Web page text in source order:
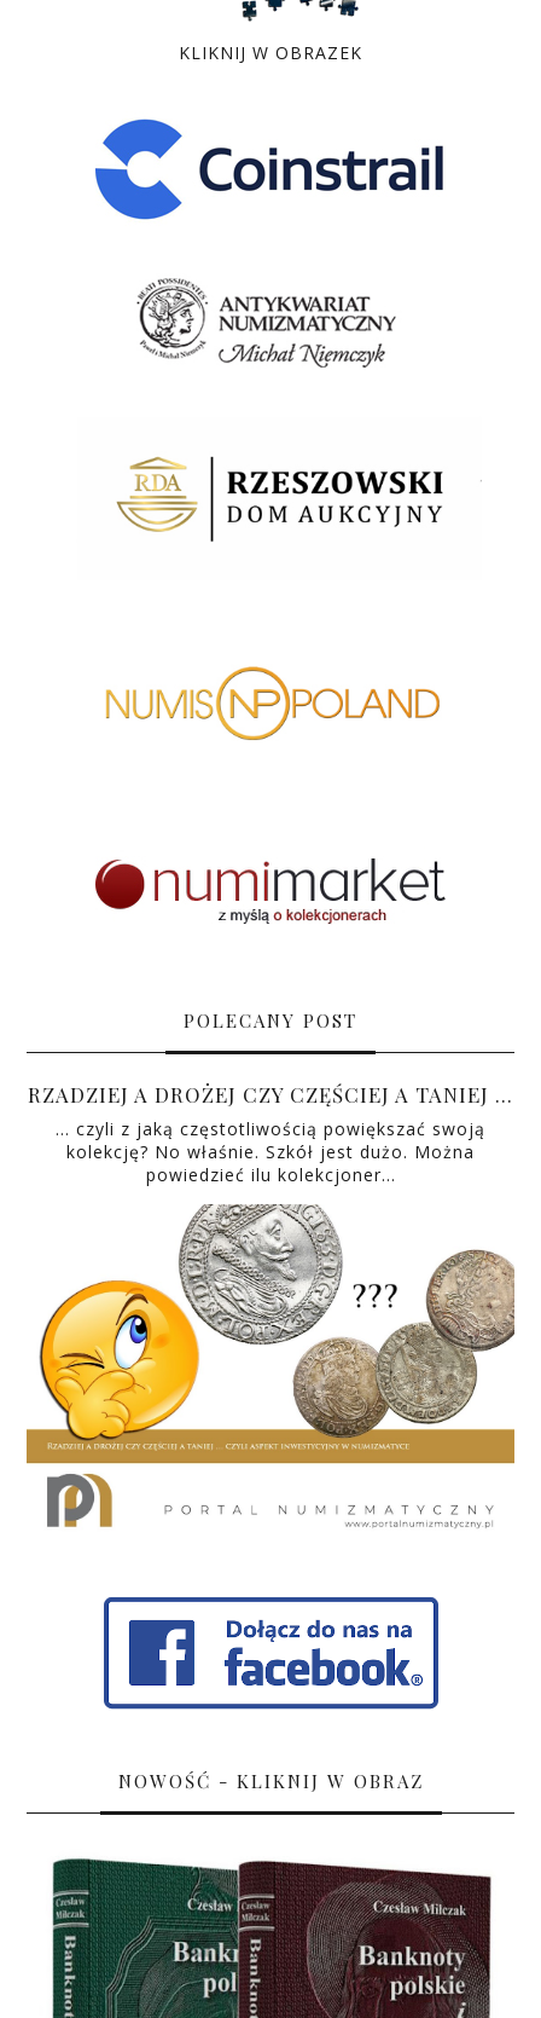
KLIKNIJ W OBRAZEK
POLECANY POST
RZADZIEJ A DROŻEJ CZY CZĘŚCIEJ A TANIEJ …
… czyli z jaką częstotliwością powiększać swoją
kolekcję? No właśnie. Szkół jest dużo. Można
powiedzieć ilu kolekcjoner…
NOWOŚĆ - KLIKNIJ W OBRAZ